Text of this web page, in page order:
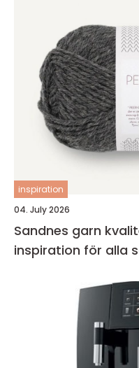
inspiration
04. July 2026
Sandnes garn kvalitet, tradition och
inspiration för alla